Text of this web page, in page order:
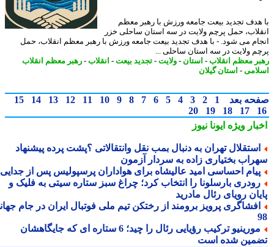
تجدید بیعت جامعه ورزش با رهبر معظم
حمل پرچم ولایت در سه استان ساحلی خزر
می شود. - با هدف تجدید بیعت جامعه ورزش با رهبر معظم انقلاب، حمل
ولایت در سه استان ساحلی ...
معظم انقلاب-استان-ولایت-تجدید بیعت-انقلاب-رهبر معظم انقلاب
-استان گیلان
بعد 1
2
3
4
5
6
7
8
9
10
11
12
13
14
15
17
18
19
20
ویژهایونا نیوز
تهران به دنبال بمب نقل وانتقالاتی ؟پشت پرده پیشنهاد
بختیاری زاده به سردار آزمون
احساسی امید عالیشاه برای هواداران پرسپولیس پس از جدایی
بارسلونا را انتخاب کرد؛ چراغ سبز ستاره سیتی به فلیک و
رویای رئال مادرید
پرویز برومند از رختکن تیم ملی فوتبال ایران در جام جهانی
مورینیو ترکیب رؤیایی رئال را چید؛ 6 ستاره ای که جایگاهشان
شده است